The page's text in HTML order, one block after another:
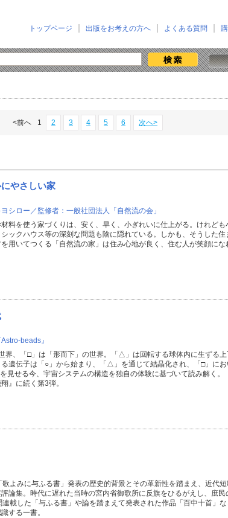
トップページ 出版をお考えの方へ よくある質問
<前へ 1 2 3 4 5 6 次へ>
やさしい家
シロー／監修者：一般社団法人「自然流の会」
料を使う家づくりは、安く、早く、小ぎれいに仕上がる。けれど
ックハウス等の深刻な問題も陰に隠れている。しかも、そうした
用いてつくる「自然流の家」は住み心地が良く、住む人が笑顔に
beads』
界、「□」は「形而下」の世界。「△」は回転する球体内に生ずる上
遺伝子は「○」から始まり、「△」を通じて結晶化され、「□」に
見せる今、宇宙システムの構造を独自の体験に基づいて読み解く。
』に続く第3弾。
よみに与ふる書」発表の歴史的背景とその革新性を踏まえ、近代
論集。時代に遅れた当時の宮内省御歌所に反旗をひるがえし、庶
載した「与ふる書」や論を踏まえて発表された作品「百中十首」
する一書。